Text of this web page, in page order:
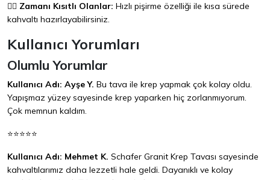
🏃‍♂️ Zamanı Kısıtlı Olanlar: Hızlı pişirme özelliği ile kısa sürede
kahvaltı hazırlayabilirsiniz.
Kullanıcı Yorumları
Olumlu Yorumlar
Kullanıcı Adı: Ayşe Y. Bu tava ile krep yapmak çok kolay oldu.
Yapışmaz yüzey sayesinde krep yaparken hiç zorlanmıyorum.
Çok memnun kaldım.
⭐⭐⭐⭐⭐
Kullanıcı Adı: Mehmet K. Schafer Granit Krep Tavası sayesinde
kahvaltılarımız daha lezzetli hale geldi. Dayanıklı ve kolay